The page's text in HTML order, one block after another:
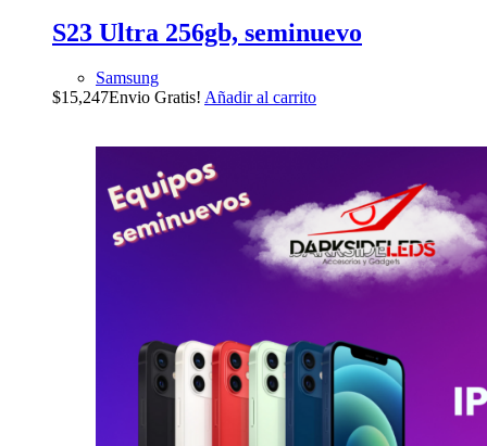
S23 Ultra 256gb, seminuevo
Samsung
$15,247Envio Gratis! Añadir al carrito